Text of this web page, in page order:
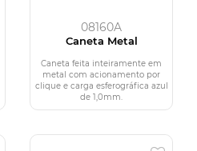
08160A
Caneta Metal
Caneta feita inteiramente em
metal com acionamento por
clique e carga esferográfica azul
de 1,0mm.